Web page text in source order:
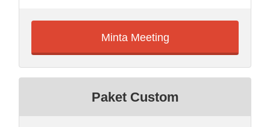
Minta Meeting
Paket Custom